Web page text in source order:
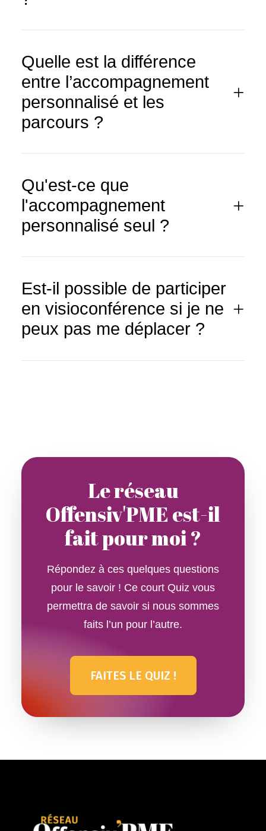
Quelle est la différence
entre l’accompagnement
personnalisé et les
parcours ?
Qu'est-ce que
l'accompagnement
personnalisé seul ?
Est-il possible de participer
en visioconférence si je ne
peux pas me déplacer ?
Le réseau
Offensiv'PME est-il
fait pour moi ?
Répondez à ces quelques questions
pour le savoir ! Ce court Quiz vous
permettra de savoir si nous sommes
faits l’un pour l’autre.
FAITES LE QUIZ !